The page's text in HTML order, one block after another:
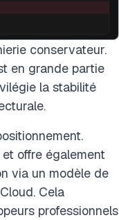
conservateur.
en grande partie
la stabilité
offre également
via un modèle de
Cela
professionnels